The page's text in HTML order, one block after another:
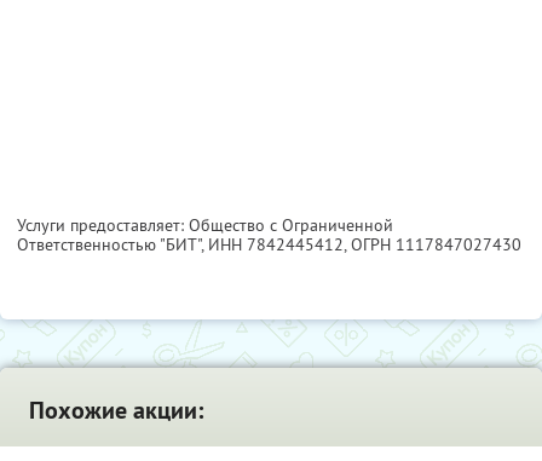
Услуги предоставляет: Общество с Ограниченной
Ответственностью "БИТ", ИНН 7842445412, ОГРН 1117847027430
Похожие акции: